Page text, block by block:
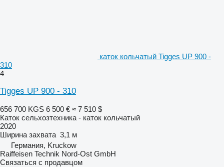
каток кольчатый Tigges UP 900 -
310
4
Tigges UP 900 - 310
656 700 KGS 6 500 € ≈ 7 510 $
Каток сельхозтехника - каток кольчатый
2020
Ширина захвата 3,1 м
Германия, Kruckow
Raiffeisen Technik Nord-Ost GmbH
Связаться с продавцом